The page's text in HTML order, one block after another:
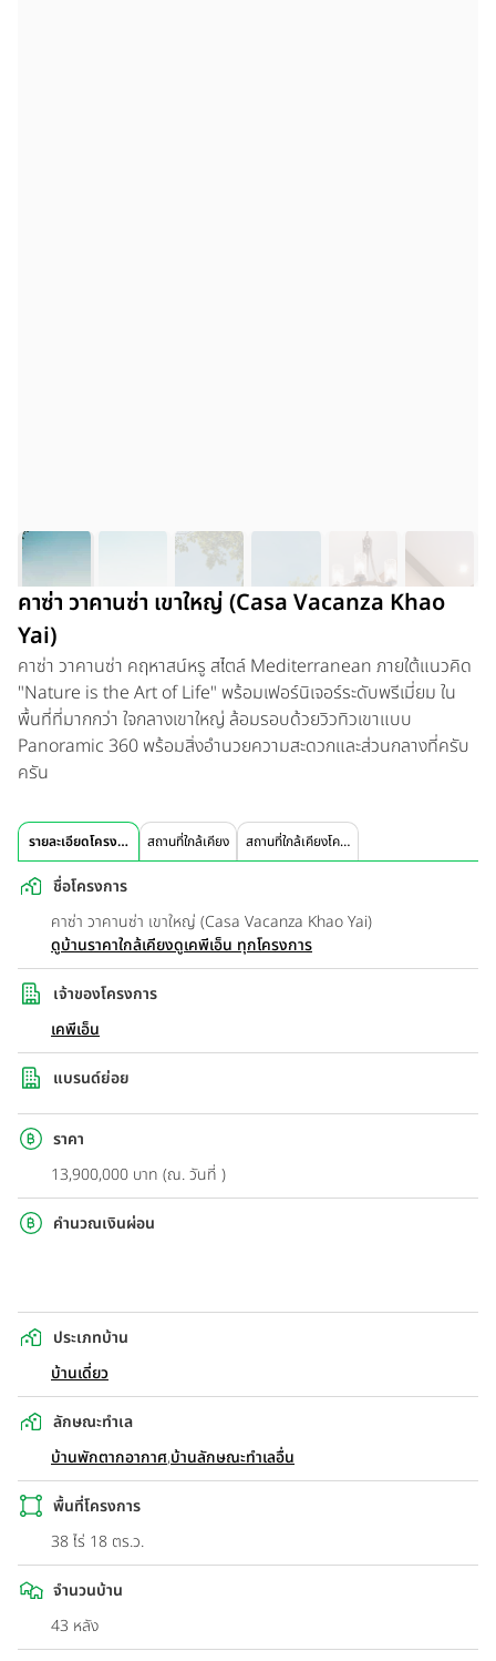
คาซ่า วาคานซ่า เขาใหญ่ (Casa Vacanza Khao
Yai)
คาซ่า วาคานซ่า คฤหาสน์หรู สไตล์ Mediterranean ภายใต้แนวคิด
"Nature is the Art of Life" พร้อมเฟอร์นิเจอร์ระดับพรีเมี่ยม ใน
พื้นที่ที่มากกว่า ใจกลางเขาใหญ่ ล้อมรอบด้วยวิวทิวเขาแบบ
Panoramic 360 พร้อมสิ่งอำนวยความสะดวกและส่วนกลางที่ครับ
ครัน
รายละเอียดโครงการ สถานที่ใกล้เคียง สถานที่ใกล้เคียงโครงการ
ชื่อโครงการ
คาซ่า วาคานซ่า เขาใหญ่ (Casa Vacanza Khao Yai)
ดูบ้านราคาใกล้เคียงดูเคพีเอ็น ทุกโครงการ
เจ้าของโครงการ
เคพีเอ็น
แบรนด์ย่อย
ราคา
13,900,000 บาท (ณ. วันที่ )
คำนวณเงินผ่อน
ประเภทบ้าน
บ้านเดี่ยว
ลักษณะทำเล
บ้านพักตากอากาศ,บ้านลักษณะทำเลอื่น
พื้นที่โครงการ
38 ไร่ 18 ตร.ว.
จำนวนบ้าน
43 หลัง